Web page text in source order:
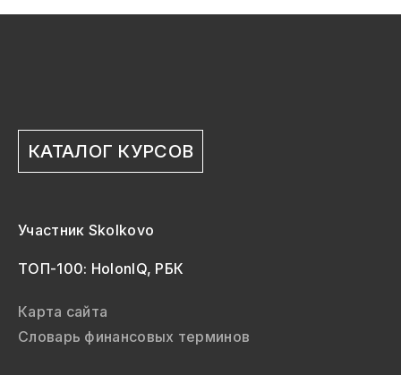
КАТАЛОГ КУРСОВ
Участник Skolkovo
ТОП-100: HolonIQ, РБК
Карта сайта
Словарь финансовых терминов